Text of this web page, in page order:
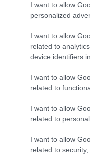
I want to allow
personalized
I want to allow
related to
device identifiers
I want to allow
related to
I want to allow
related to
I want to allow
related to
La candidatura di
Cultura 2029
Ignazio La Russa
reazioni
Anac: boom di